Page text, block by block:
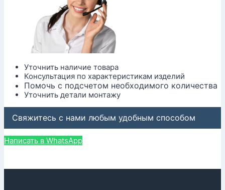
Уточнить наличие товара
Консультация по характеристикам изделий
Помочь с подсчетом необходимого количества
Уточнить детали монтажу
Свяжитесь с нами любым удобным способом
Написать в WhatsApp